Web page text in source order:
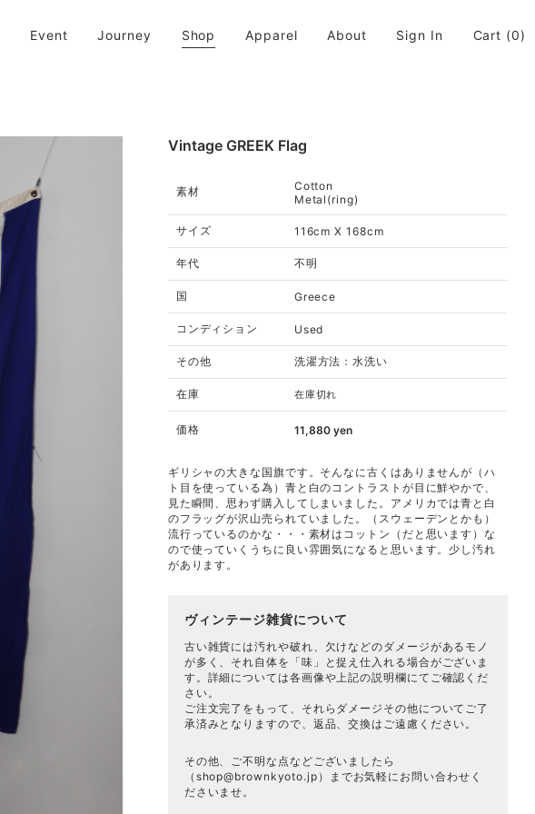
Event Journey Shop Apparel About Sign In Cart (0)
Vintage GREEK Flag
素材
Cotton
Metal(ring)
サイズ 116cm X 168cm
年代 不明
国 Greece
コンディション Used
その他 洗濯方法：水洗い
在庫 在庫切れ
価格 11,880 yen
ギリシャの大きな国旗です。そんなに古くはありませんが（ハ
ト目を使っている為）青と白のコントラストが目に鮮やかで、
見た瞬間、思わず購入してしまいました。アメリカでは青と白
のフラッグが沢山売られていました。（スウェーデンとかも）
流行っているのかな・・・素材はコットン（だと思います）な
ので使っていくうちに良い雰囲気になると思います。少し汚れ
があります。
ヴィンテージ雑貨について
古い雑貨には汚れや破れ、欠けなどのダメージがあるモノ
が多く、それ自体を「味」と捉え仕入れる場合がございま
す。詳細については各画像や上記の説明欄にてご確認くだ
さい。
ご注文完了をもって、それらダメージその他についてご了
承済みとなりますので、返品、交換はご遠慮ください。
その他、ご不明な点などございましたら
（ shop@brownkyoto.jp ）までお気軽にお問い合わせく
ださいませ。